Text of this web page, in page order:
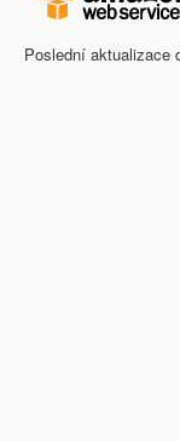
Poslední aktualizace